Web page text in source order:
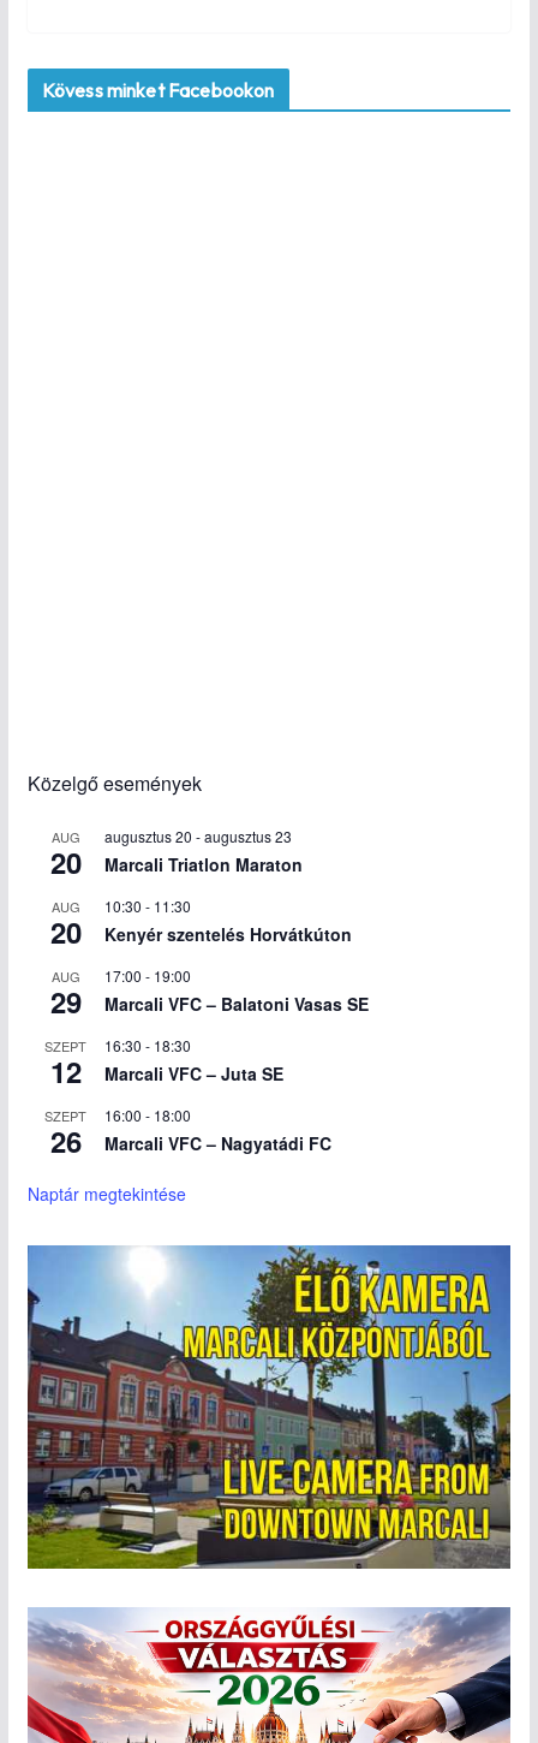
Kövess minket Facebookon
Közelgő események
AUG
20
augusztus 20 -augusztus 23
Marcali Triatlon Maraton
AUG
20
10:30 - 11:30
Kenyér szentelés Horvátkúton
AUG
29
17:00 - 19:00
Marcali VFC – Balatoni Vasas SE
SZEPT
12
16:30 - 18:30
Marcali VFC – Juta SE
SZEPT
26
16:00 - 18:00
Marcali VFC – Nagyatádi FC
Naptár megtekintése